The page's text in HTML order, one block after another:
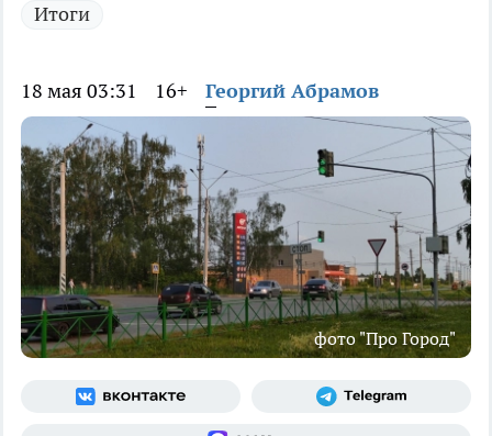
Итоги
18 мая 03:31 16+ Георгий Абрамов
фото "Про Город"